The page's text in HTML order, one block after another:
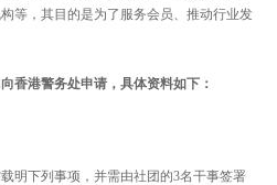
等，其目的是为了服务会员、推动行业发
香港警务处申请，具体资料如下：
明下列事项，并需由社团的3名干事签署